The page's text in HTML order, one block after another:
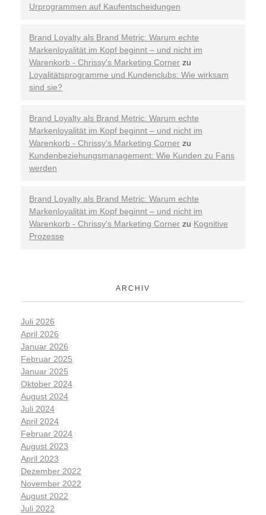
Urprogrammen auf Kaufentscheidungen
Brand Loyalty als Brand Metric: Warum echte
Markenloyalität im Kopf beginnt – und nicht im
Warenkorb - Chrissy's Marketing Corner zu
Loyalitätsprogramme und Kundenclubs: Wie wirksam
sind sie?
Brand Loyalty als Brand Metric: Warum echte
Markenloyalität im Kopf beginnt – und nicht im
Warenkorb - Chrissy's Marketing Corner zu
Kundenbeziehungsmanagement: Wie Kunden zu Fans
werden
Brand Loyalty als Brand Metric: Warum echte
Markenloyalität im Kopf beginnt – und nicht im
Warenkorb - Chrissy's Marketing Corner zu Kognitive
Prozesse
ARCHIV
Juli 2026
April 2026
Januar 2026
Februar 2025
Januar 2025
Oktober 2024
August 2024
Juli 2024
April 2024
Februar 2024
August 2023
April 2023
Dezember 2022
November 2022
August 2022
Juli 2022